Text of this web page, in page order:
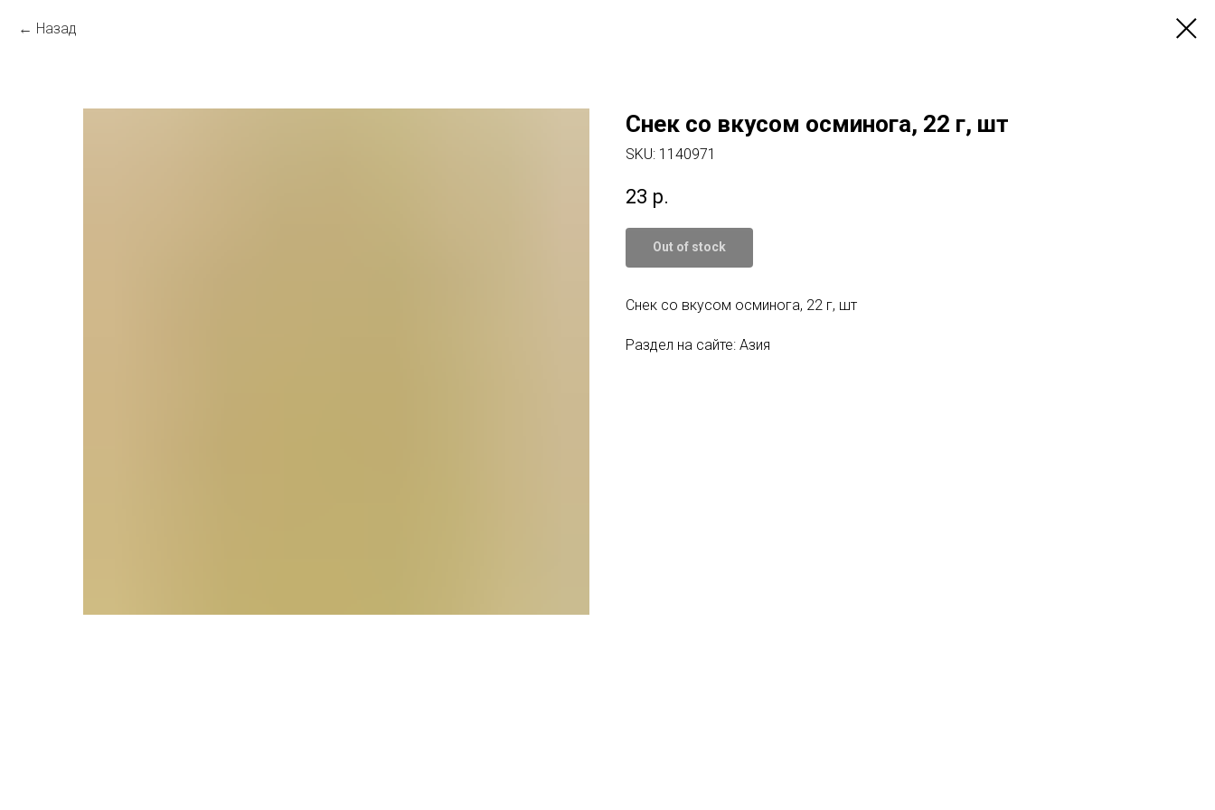
Назад
Снек со вкусом осминога, 22 г, шт
SKU: 1140971
23 р.
Out of stock
Снек со вкусом осминога, 22 г, шт
Раздел на сайте: Азия